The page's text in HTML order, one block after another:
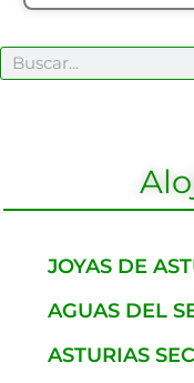
Buscar
JOYAS DE
AGUAS DEL
ASTURIAS